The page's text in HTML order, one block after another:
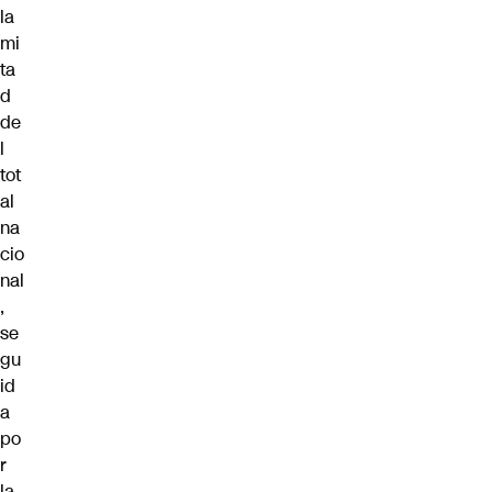
la
mi
ta
d
de
l
tot
al
na
cio
nal
,
se
gu
id
a
po
r